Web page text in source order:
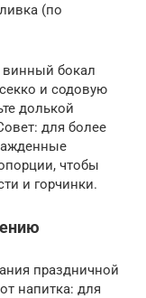
(по
бокал
и содовую
долькой
для более
чтобы
и горчинки.
праздничной
напитка: для